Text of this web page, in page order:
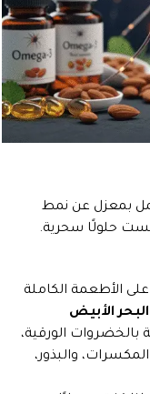
بمعزل عن نمط
حلولًا سحرية.
على الأطعمة الكاملة
الأبيض
بالخضروات الورقية،
والبذور،